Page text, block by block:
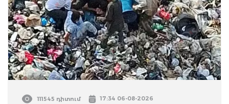
111545 դիտում 17:34 06-08-2026